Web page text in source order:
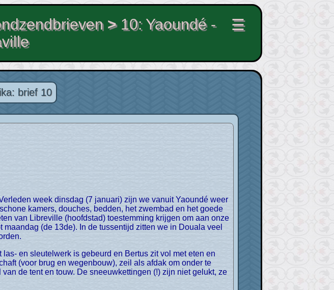
> 10: Yaoundé -
☰
brief 10
kamers, douches, bedden, het zwembad en het goede
van Libreville (hoofdstad) toestemming krijgen om aan onze
(de 13de). In de tussentijd zitten we in Douala veel
(voor brug en wegenbouw), zeil als afdak om onder te
de tent en touw. De sneeuwkettingen (!) zijn niet gelukt, ze